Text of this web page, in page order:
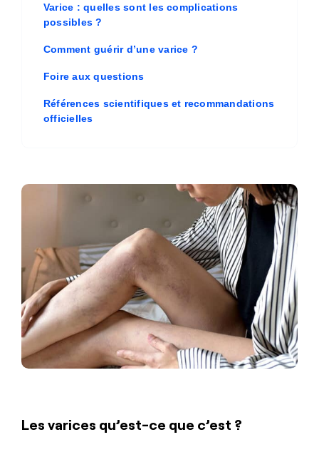
Varice : quelles sont les complications
possibles ?
Comment guérir d’une varice ?
Foire aux questions
Références scientifiques et recommandations
officielles
Les varices qu’est-ce que c’est ?